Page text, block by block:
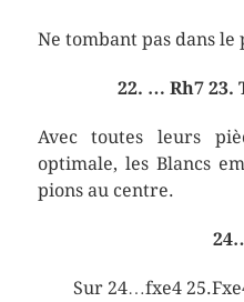
Ne tombant pas dans le
22. … Rh7 23.
Avec toutes leurs
optimale, les Blancs
pions au centre.
Sur 24…fxe4